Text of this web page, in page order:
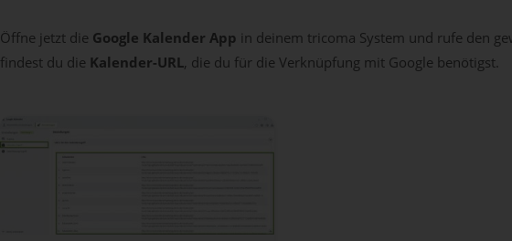
Öffne jetzt die Google Kalender App in deinem tricoma System und rufe den
findest du die Kalender-URL, die du für die Verknüpfung mit Google benötigst.